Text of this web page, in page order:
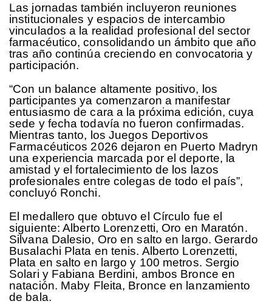
Las jornadas también incluyeron reuniones
institucionales y espacios de intercambio
vinculados a la realidad profesional del sector
farmacéutico, consolidando un ámbito que año
tras año continúa creciendo en convocatoria y
participación.
“Con un balance altamente positivo, los
participantes ya comenzaron a manifestar
entusiasmo de cara a la próxima edición, cuya
sede y fecha todavía no fueron confirmadas.
Mientras tanto, los Juegos Deportivos
Farmacéuticos 2026 dejaron en Puerto Madryn
una experiencia marcada por el deporte, la
amistad y el fortalecimiento de los lazos
profesionales entre colegas de todo el país”,
concluyó Ronchi.
El medallero que obtuvo el Círculo fue el
siguiente: Alberto Lorenzetti, Oro en Maratón.
Silvana Dalesio, Oro en salto en largo. Gerardo
Busalachi Plata en tenis. Alberto Lorenzetti,
Plata en salto en largo y 100 metros. Sergio
Solari y Fabiana Berdini, ambos Bronce en
natación. Maby Fleita, Bronce en lanzamiento
de bala.